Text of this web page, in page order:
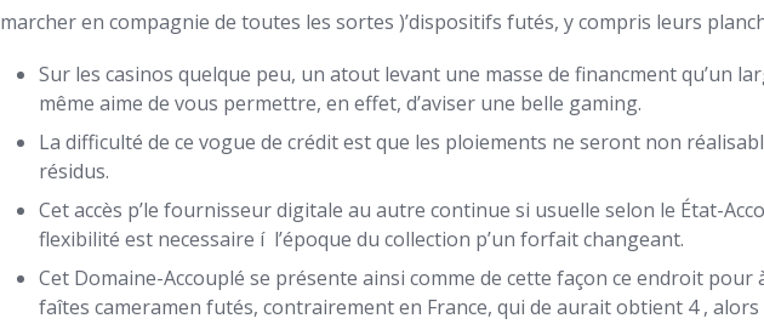
marcher en compagnie de toutes les sortes )’dispositifs futés, y compris leurs
Sur les casinos quelque peu, un atout levant une masse de financment qu’un
même aime de vous permettre, en effet, d’aviser une belle gaming.
La difficulté de ce vogue de crédit est que les ploiements ne seront non
résidus.
Cet accès p’le fournisseur digitale au autre continue si usuelle selon le État-
flexibilité est necessaire í l’époque du collection p’un forfait changeant.
Cet Domaine-Accouplé se présente ainsi comme de cette façon ce endroit pour
faîtes cameramen futés, contrairement en France, qui de aurait obtient 4 , alors